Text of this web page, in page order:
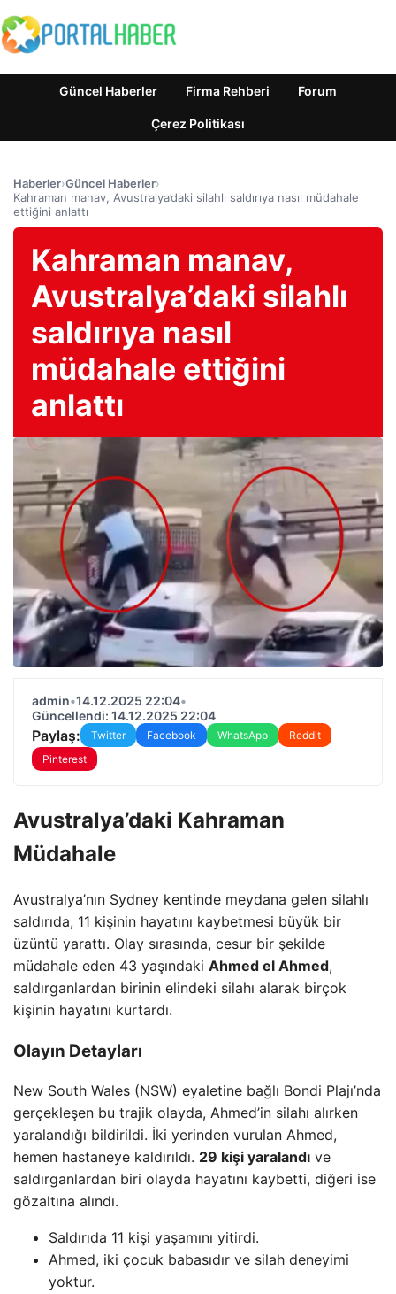
Güncel Haberler Firma Rehberi Forum
Çerez Politikası
Haberler›Güncel Haberler›
Kahraman manav, Avustralya’daki silahlı saldırıya nasıl müdahale
ettiğini anlattı
Kahraman manav,
Avustralya’daki silahlı
saldırıya nasıl
müdahale ettiğini
anlattı
admin•14.12.2025 22:04•
Güncellendi: 14.12.2025 22:04
Paylaş: Twitter Facebook WhatsApp
Reddit
Pinterest
Avustralya’daki Kahraman
Müdahale
Avustralya’nın Sydney kentinde meydana gelen silahlı
saldırıda, 11 kişinin hayatını kaybetmesi büyük bir
üzüntü yarattı. Olay sırasında, cesur bir şekilde
müdahale eden 43 yaşındaki Ahmed el Ahmed,
saldırganlardan birinin elindeki silahı alarak birçok
kişinin hayatını kurtardı.
Olayın Detayları
New South Wales (NSW) eyaletine bağlı Bondi Plajı’nda
gerçekleşen bu trajik olayda, Ahmed’in silahı alırken
yaralandığı bildirildi. İki yerinden vurulan Ahmed,
hemen hastaneye kaldırıldı. 29 kişi yaralandı ve
saldırganlardan biri olayda hayatını kaybetti, diğeri ise
gözaltına alındı.
Saldırıda 11 kişi yaşamını yitirdi.
Ahmed, iki çocuk babasıdır ve silah deneyimi
yoktur.